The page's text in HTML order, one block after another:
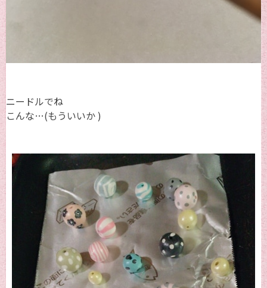
ニードルでね
こんな…(もういいか )